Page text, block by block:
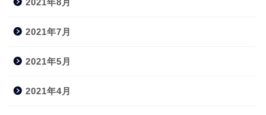
2021年8月
2021年7月
2021年5月
2021年4月